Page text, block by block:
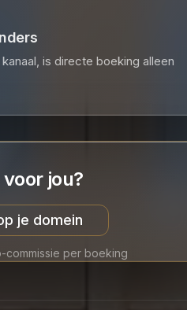
is directe boeking alleen
jou?
je domein
commissie per boeking